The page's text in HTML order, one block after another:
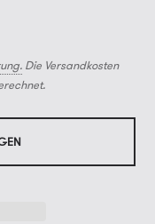
Die Versandkosten